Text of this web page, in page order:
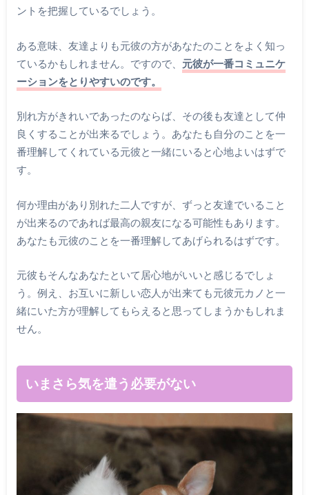
ントを把握しているでしょう。
ある意味、友達よりも元彼の方があなたのことをよく知っ
ているかもしれません。ですので、 元彼が一番コミュニケ
ーションをとりやすいのです。
別れ方がきれいであったのならば、その後も友達として仲
良くすることが出来るでしょう。あなたも自分のことを一
番理解してくれている元彼と一緒にいると心地よいはずで
す。
何か理由があり別れた二人ですが、ずっと友達でいること
が出来るのであれば最高の親友になる可能性もあります。
あなたも元彼のことを一番理解してあげられるはずです。
元彼もそんなあなたといて居心地がいいと感じるでしょ
う。例え、お互いに新しい恋人が出来ても元彼元カノと一
緒にいた方が理解してもらえると思ってしまうかもしれま
せん。
いまさら気を遣う必要がない